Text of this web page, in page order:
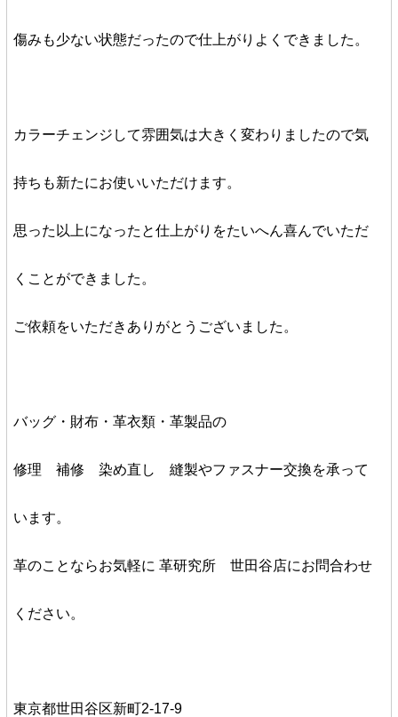
傷みも少ない状態だったので仕上がりよくできました。
カラーチェンジして雰囲気は大きく変わりましたので気
持ちも新たにお使いいただけます。
思った以上になったと仕上がりをたいへん喜んでいただ
くことができました。
ご依頼をいただきありがとうございました。
バッグ・財布・革衣類・革製品の
修理 補修 染め直し 縫製やファスナー交換を承って
います。
革のことならお気軽に 革研究所 世田谷店にお問合わせ
ください。
東京都世田谷区新町2-17-9